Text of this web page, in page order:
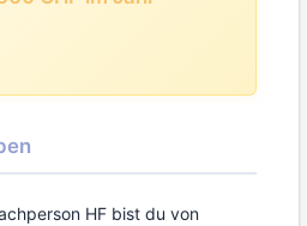
HF bist du von